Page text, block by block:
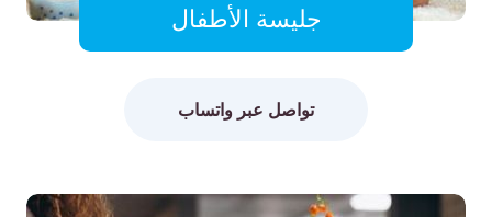
جليسة الأطفال
تواصل عبر واتساب